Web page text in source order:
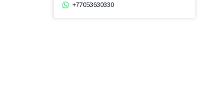
+77053630330